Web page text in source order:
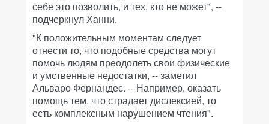
себе это позволить, и тех, кто не может", --
подчеркнул Ханни.
"К положительным моментам следует
отнести то, что подобные средства могут
помочь людям преодолеть свои физические
и умственные недостатки, -- заметил
Альваро Фернандес. -- Например, оказать
помощь тем, что страдает дислексией, то
есть комплексным нарушением чтения".